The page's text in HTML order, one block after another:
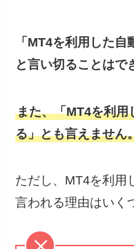
「MT4を利用した自
と言い切ることはで
また、「MT4を利用
る」とも言えません
ただし、MT4を利用
言われる理由はいく